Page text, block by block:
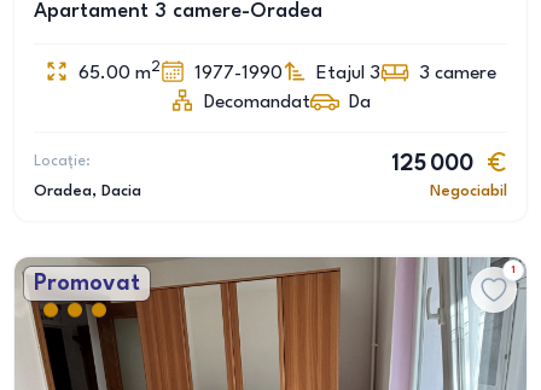
Apartament 3 camere-Oradea
65.00 m2 1977-1990 Etajul 3 3 camere
Decomandat
Da
Locație:
Oradea, Dacia
125 000
Negociabil
Promovat
1